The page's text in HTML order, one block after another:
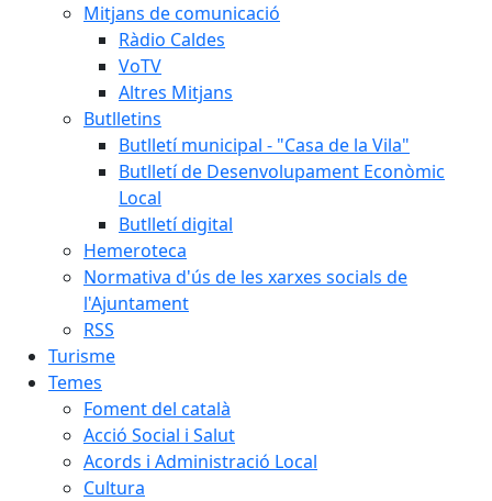
Mitjans de comunicació
Ràdio Caldes
VoTV
Altres Mitjans
Butlletins
Butlletí municipal - "Casa de la Vila"
Butlletí de Desenvolupament Econòmic
Local
Butlletí digital
Hemeroteca
Normativa d'ús de les xarxes socials de
l'Ajuntament
RSS
Turisme
Temes
Foment del català
Acció Social i Salut
Acords i Administració Local
Cultura